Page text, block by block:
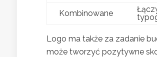
Kombinowane
Logo ma także za zadanie
może tworzyć pozytywne